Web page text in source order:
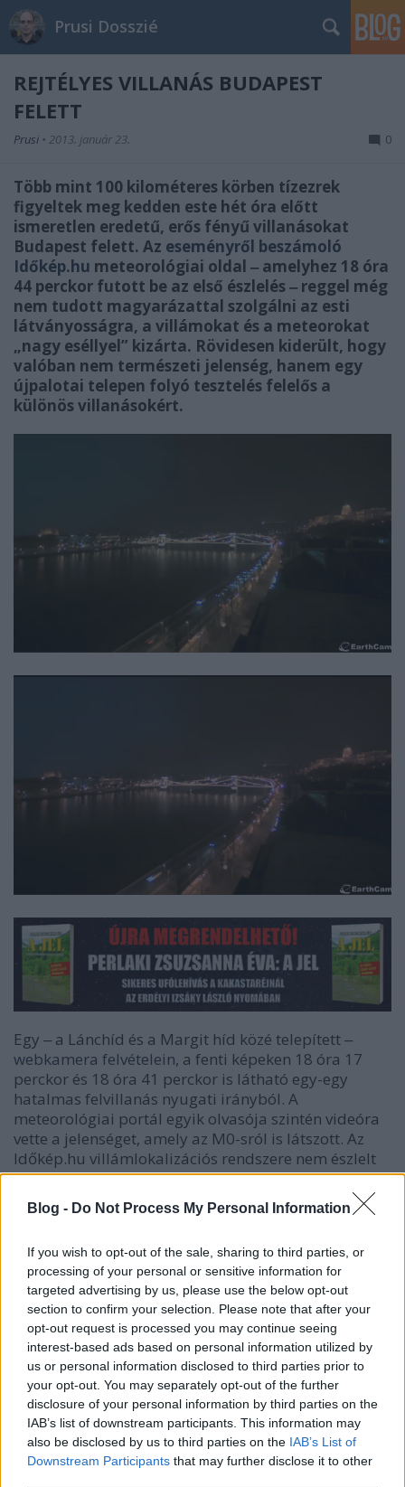
Blog - Do Not Process My Personal Information
If you wish to opt-out of the sale, sharing to third parties, or
processing of your personal or sensitive information for
targeted advertising by us, please use the below opt-out
section to confirm your selection. Please note that after your
opt-out request is processed you may continue seeing
interest-based ads based on personal information utilized by
us or personal information disclosed to third parties prior to
your opt-out. You may separately opt-out of the further
disclosure of your personal information by third parties on the
IAB’s list of downstream participants. This information may
also be disclosed by us to third parties on the IAB’s List of
Downstream Participants that may further disclose it to other
Prusi Dosszié
REJTÉLYES VILLANÁS BUDAPEST
FELETT
Prusi • 2013. január 23. 0
Több mint 100 kilométeres körben tízezrek
figyeltek meg kedden este hét óra előtt
ismeretlen eredetű, erős fényű villanásokat
Budapest felett. Az eseményről beszámoló
Időkép.hu meteorológiai oldal ‒ amelyhez 18 óra
44 perckor futott be az első észlelés ‒ reggel még
nem tudott magyarázattal szolgálni az esti
látványosságra, a villámokat és a meteorokat
„nagy eséllyel” kizárta. Rövidesen kiderült, hogy
valóban nem természeti jelenség, hanem egy
újpalotai telepen folyó tesztelés felelős a
különös villanásokért.
Egy ‒ a Lánchíd és a Margit híd közé telepített ‒
webkamera felvételein, a fenti képeken 18 óra 17
perckor és 18 óra 41 perckor is látható egy-egy
hatalmas felvillanás nyugati irányból. A
meteorológiai portál egyik olvasója szintén videóra
vette a jelenséget, amely az M0-sról is látszott. Az
Időkép.hu villámlokalizációs rendszere nem észlelt
elektromos aktivitást az országban. Az Országos
Meteorológiai Szolgálat diszpécsere a HVG
érdeklődésére még kedd este elmondta, hogy az
feltehetően valóban nem villámlás okozta a
káprázatos fényhatást, de az is valószínűtlen, hogy a
vastag felhőzeten átsüssön egy meteor fénye.
Az Időkép.hu több olvasója feltételezte, hogy a
nappali világosságot okozó fényhatás forrása az
Országos Villamostávvezeték Zrt., illetve az ahhoz
tartozó nagyfeszültségű kutatólaboratórium volt,
ahol állítólag „titokzatos kísérletek zajlanak”.
Mindenesetre érdekes, hogyaz OVIT rákospalotai
telephelyea hazánkban oly kevés, korábban kitakart
helyszín egyike a Google Maps műholdas felvételein.